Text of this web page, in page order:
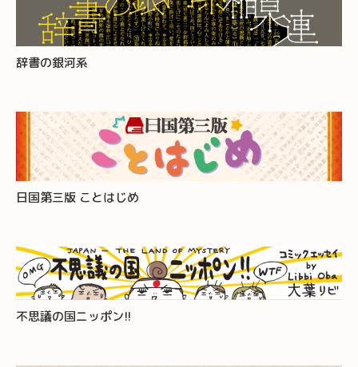
辞書の銀河系
日国第三版 ことはじめ
不思議の国ニッポン!!